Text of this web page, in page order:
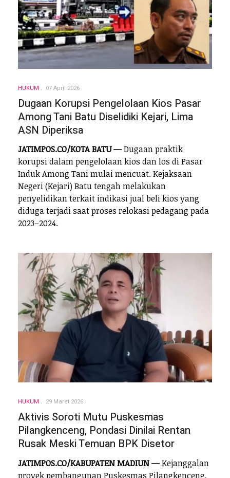
HUKUM 07 April 2026
Dugaan Korupsi Pengelolaan Kios Pasar
Among Tani Batu Diselidiki Kejari, Lima
ASN Diperiksa
JATIMPOS.CO/KOTA BATU —Dugaan praktik
korupsi dalam pengelolaan kios dan los di Pasar
Induk Among Tani mulai mencuat. Kejaksaan
Negeri (Kejari) Batu tengah melakukan
penyelidikan terkait indikasi jual beli kios yang
diduga terjadi saat proses relokasi pedagang pada
2023–2024.
HUKUM 29 Maret 2026
Aktivis Soroti Mutu Puskesmas
Pilangkenceng, Pondasi Dinilai Rentan
Rusak Meski Temuan BPK Disetor
JATIMPOS.CO/KABUPATEN MADIUN —Kejanggalan
proyek pembangunan Puskesmas Pilangkenceng,